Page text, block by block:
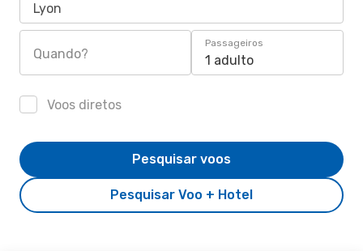
Lyon
Quando?
Passageiros
1 adulto
Voos diretos
Pesquisar Voo + Hotel
Pesquisar voos